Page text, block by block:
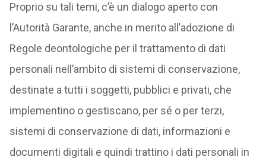
Proprio su tali temi, c’è un dialogo aperto con
l’Autorità Garante, anche in merito all’adozione di
Regole deontologiche per il trattamento di dati
personali nell’ambito di sistemi di conservazione,
destinate a tutti i soggetti, pubblici e privati, che
implementino o gestiscano, per sé o per terzi,
sistemi di conservazione di dati, informazioni e
documenti digitali e quindi trattino i dati personali in